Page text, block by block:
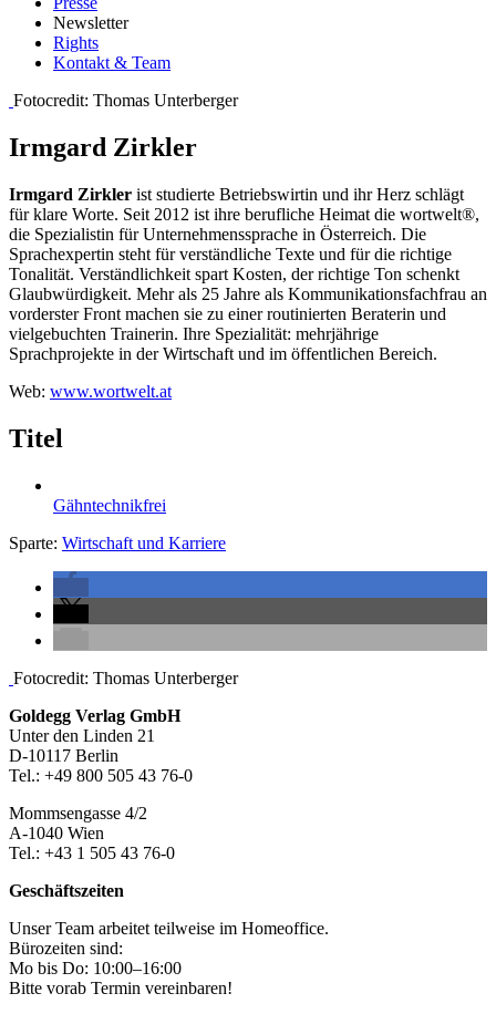
Newsletter
Rights
Kontakt & Team
Fotocredit: Thomas Unterberger
Irmgard Zirkler
Irmgard Zirkler ist studierte Betriebswirtin und ihr Herz schlägt
für klare Worte. Seit 2012 ist ihre berufliche Heimat die wortwelt®,
die Spezialistin für Unternehmenssprache in Österreich. Die
Sprachexpertin steht für verständliche Texte und für die richtige
Tonalität. Verständlichkeit spart Kosten, der richtige Ton schenkt
Glaubwürdigkeit. Mehr als 25 Jahre als Kommunikationsfachfrau an
vorderster Front machen sie zu einer routinierten Beraterin und
vielgebuchten Trainerin. Ihre Spezialität: mehrjährige
Sprachprojekte in der Wirtschaft und im öffentlichen Bereich.
Web: www.wortwelt.at
Titel
Gähntechnikfrei
Sparte: Wirtschaft und Karriere
Seitenleiste
Fotocredit: Thomas Unterberger
Footer-
Section
Goldegg Verlag GmbH
Unter den Linden 21
D-10117 Berlin
Tel.: +49 800 505 43 76-0
Mommsengasse 4/2
A-1040 Wien
Tel.: +43 1 505 43 76-0
Geschäftszeiten
Unser Team arbeitet teilweise im Homeoffice.
Bürozeiten sind:
Mo bis Do: 10:00–16:00
Bitte vorab Termin vereinbaren!